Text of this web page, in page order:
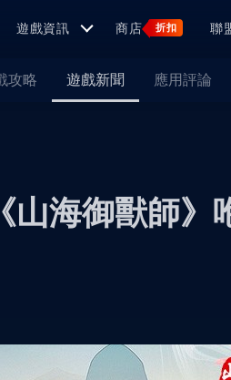
遊戲資訊 商店 折扣 聯
攻略 遊戲新聞 應用評論
山海御獸師》